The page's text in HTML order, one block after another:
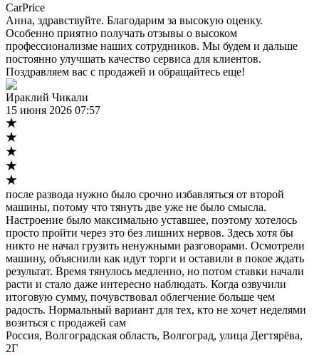
CarPrice
Анна, здравствуйте. Благодарим за высокую оценку.
Особенно приятно получать отзывы о высоком
профессионализме наших сотрудников. Мы будем и дальше
постоянно улучшать качество сервиса для клиентов.
Поздравляем вас с продажей и обращайтесь еще!
Ираклий Чикали
15 июня 2026 07:57
после развода нужно было срочно избавляться от второй
машины, потому что тянуть две уже не было смысла.
Настроение было максимально уставшее, поэтому хотелось
просто пройти через это без лишних нервов. Здесь хотя бы
никто не начал грузить ненужными разговорами. Осмотрели
машину, объяснили как идут торги и оставили в покое ждать
результат. Время тянулось медленно, но потом ставки начали
расти и стало даже интересно наблюдать. Когда озвучили
итоговую сумму, почувствовал облегчение больше чем
радость. Нормальный вариант для тех, кто не хочет неделями
возиться с продажей сам
Россия, Волгоградская область, Волгоград, улица Дегтярёва,
2Г